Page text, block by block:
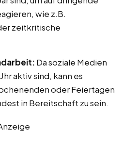
wie z.B.
zeitkritische
Da soziale Medien
aktiv sind, kann es
oder Feiertagen
in Bereitschaft zu sein.